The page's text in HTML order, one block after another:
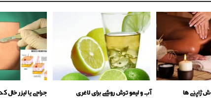
جراحی یا
آب و لیمو ترش روشی برای لاغری به روش ژاپنی ها